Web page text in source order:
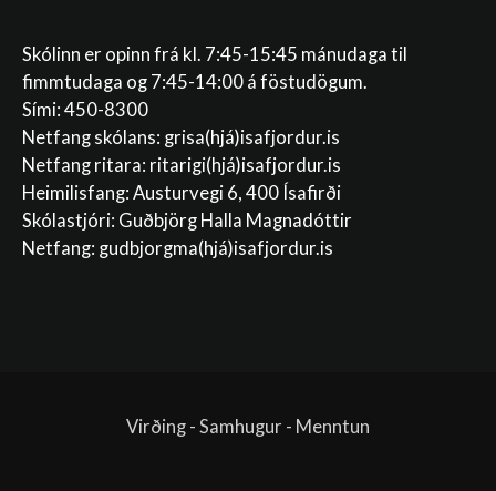
Skólinn er opinn frá kl. 7:45-15:45 mánudaga til
fimmtudaga og 7:45-14:00 á föstudögum.
Sími: 450-8300
Netfang skólans: grisa(hjá)isafjordur.is
Netfang ritara: ritarigi(hjá)isafjordur.is
Heimilisfang: Austurvegi 6, 400 Ísafirði
Skólastjóri: Guðbjörg Halla Magnadóttir
Netfang: gudbjorgma(hjá)isafjordur.is
Virðing - Samhugur - Menntun